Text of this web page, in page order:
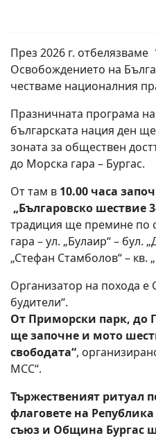
През 2026 г.
Освобождението на
честваме националния
Празничната програма
българската нация ден
зоната за обществен
до Морска гара – Бургас.
От там в 10.00 часа
„Българовско шествие
традиция ще премине по
гара – ул. „Булаир“ – бул.
„Стефан Стамболов“ – кв.
Организатор на похода е
будители“.
От Приморски парк, до
ще започне и мото
свободата“,
MCC“.
Тържественият ритуал
флаговете на
съюз и Община Бургас